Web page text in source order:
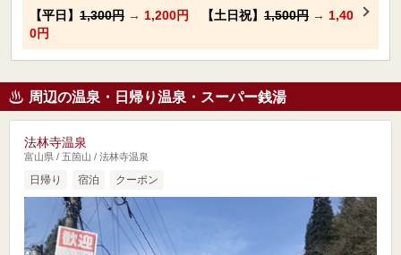
【平日】 1,300円 → 1,200円 【土日祝】 1,500円 → 1,40
0円
周辺の温泉・日帰り温泉・スーパー銭湯
法林寺温泉
富山県 / 五箇山 / 法林寺温泉
日帰り 宿泊 クーポン